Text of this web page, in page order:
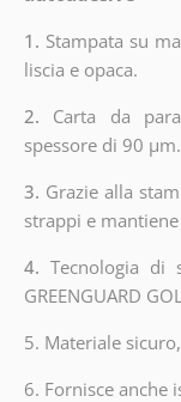
1. Stampata su
liscia e opaca.
2. Carta da
spessore di 90 µm.
3. Grazie alla
strappi e
4.Tecnologia di
GREENGUARD
5. Materiale
6. Fornisce anche